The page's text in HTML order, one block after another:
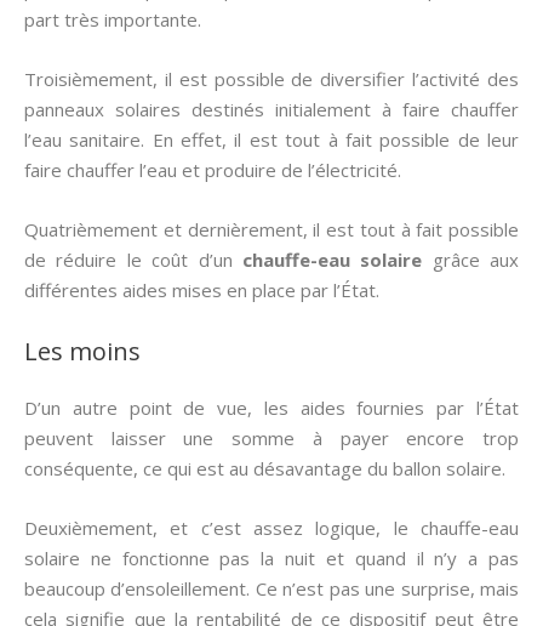
part très importante.
Troisièmement, il est possible de diversifier l’activité des
panneaux solaires destinés initialement à faire chauffer
l’eau sanitaire. En effet, il est tout à fait possible de leur
faire chauffer l’eau et produire de l’électricité.
Quatrièmement et dernièrement, il est tout à fait possible
de réduire le coût d’un chauffe-eau solaire grâce aux
différentes aides mises en place par l’État.
Les moins
D’un autre point de vue, les aides fournies par l’État
peuvent laisser une somme à payer encore trop
conséquente, ce qui est au désavantage du ballon solaire.
Deuxièmement, et c’est assez logique, le chauffe-eau
solaire ne fonctionne pas la nuit et quand il n’y a pas
beaucoup d’ensoleillement. Ce n’est pas une surprise, mais
cela signifie que la rentabilité de ce dispositif peut être